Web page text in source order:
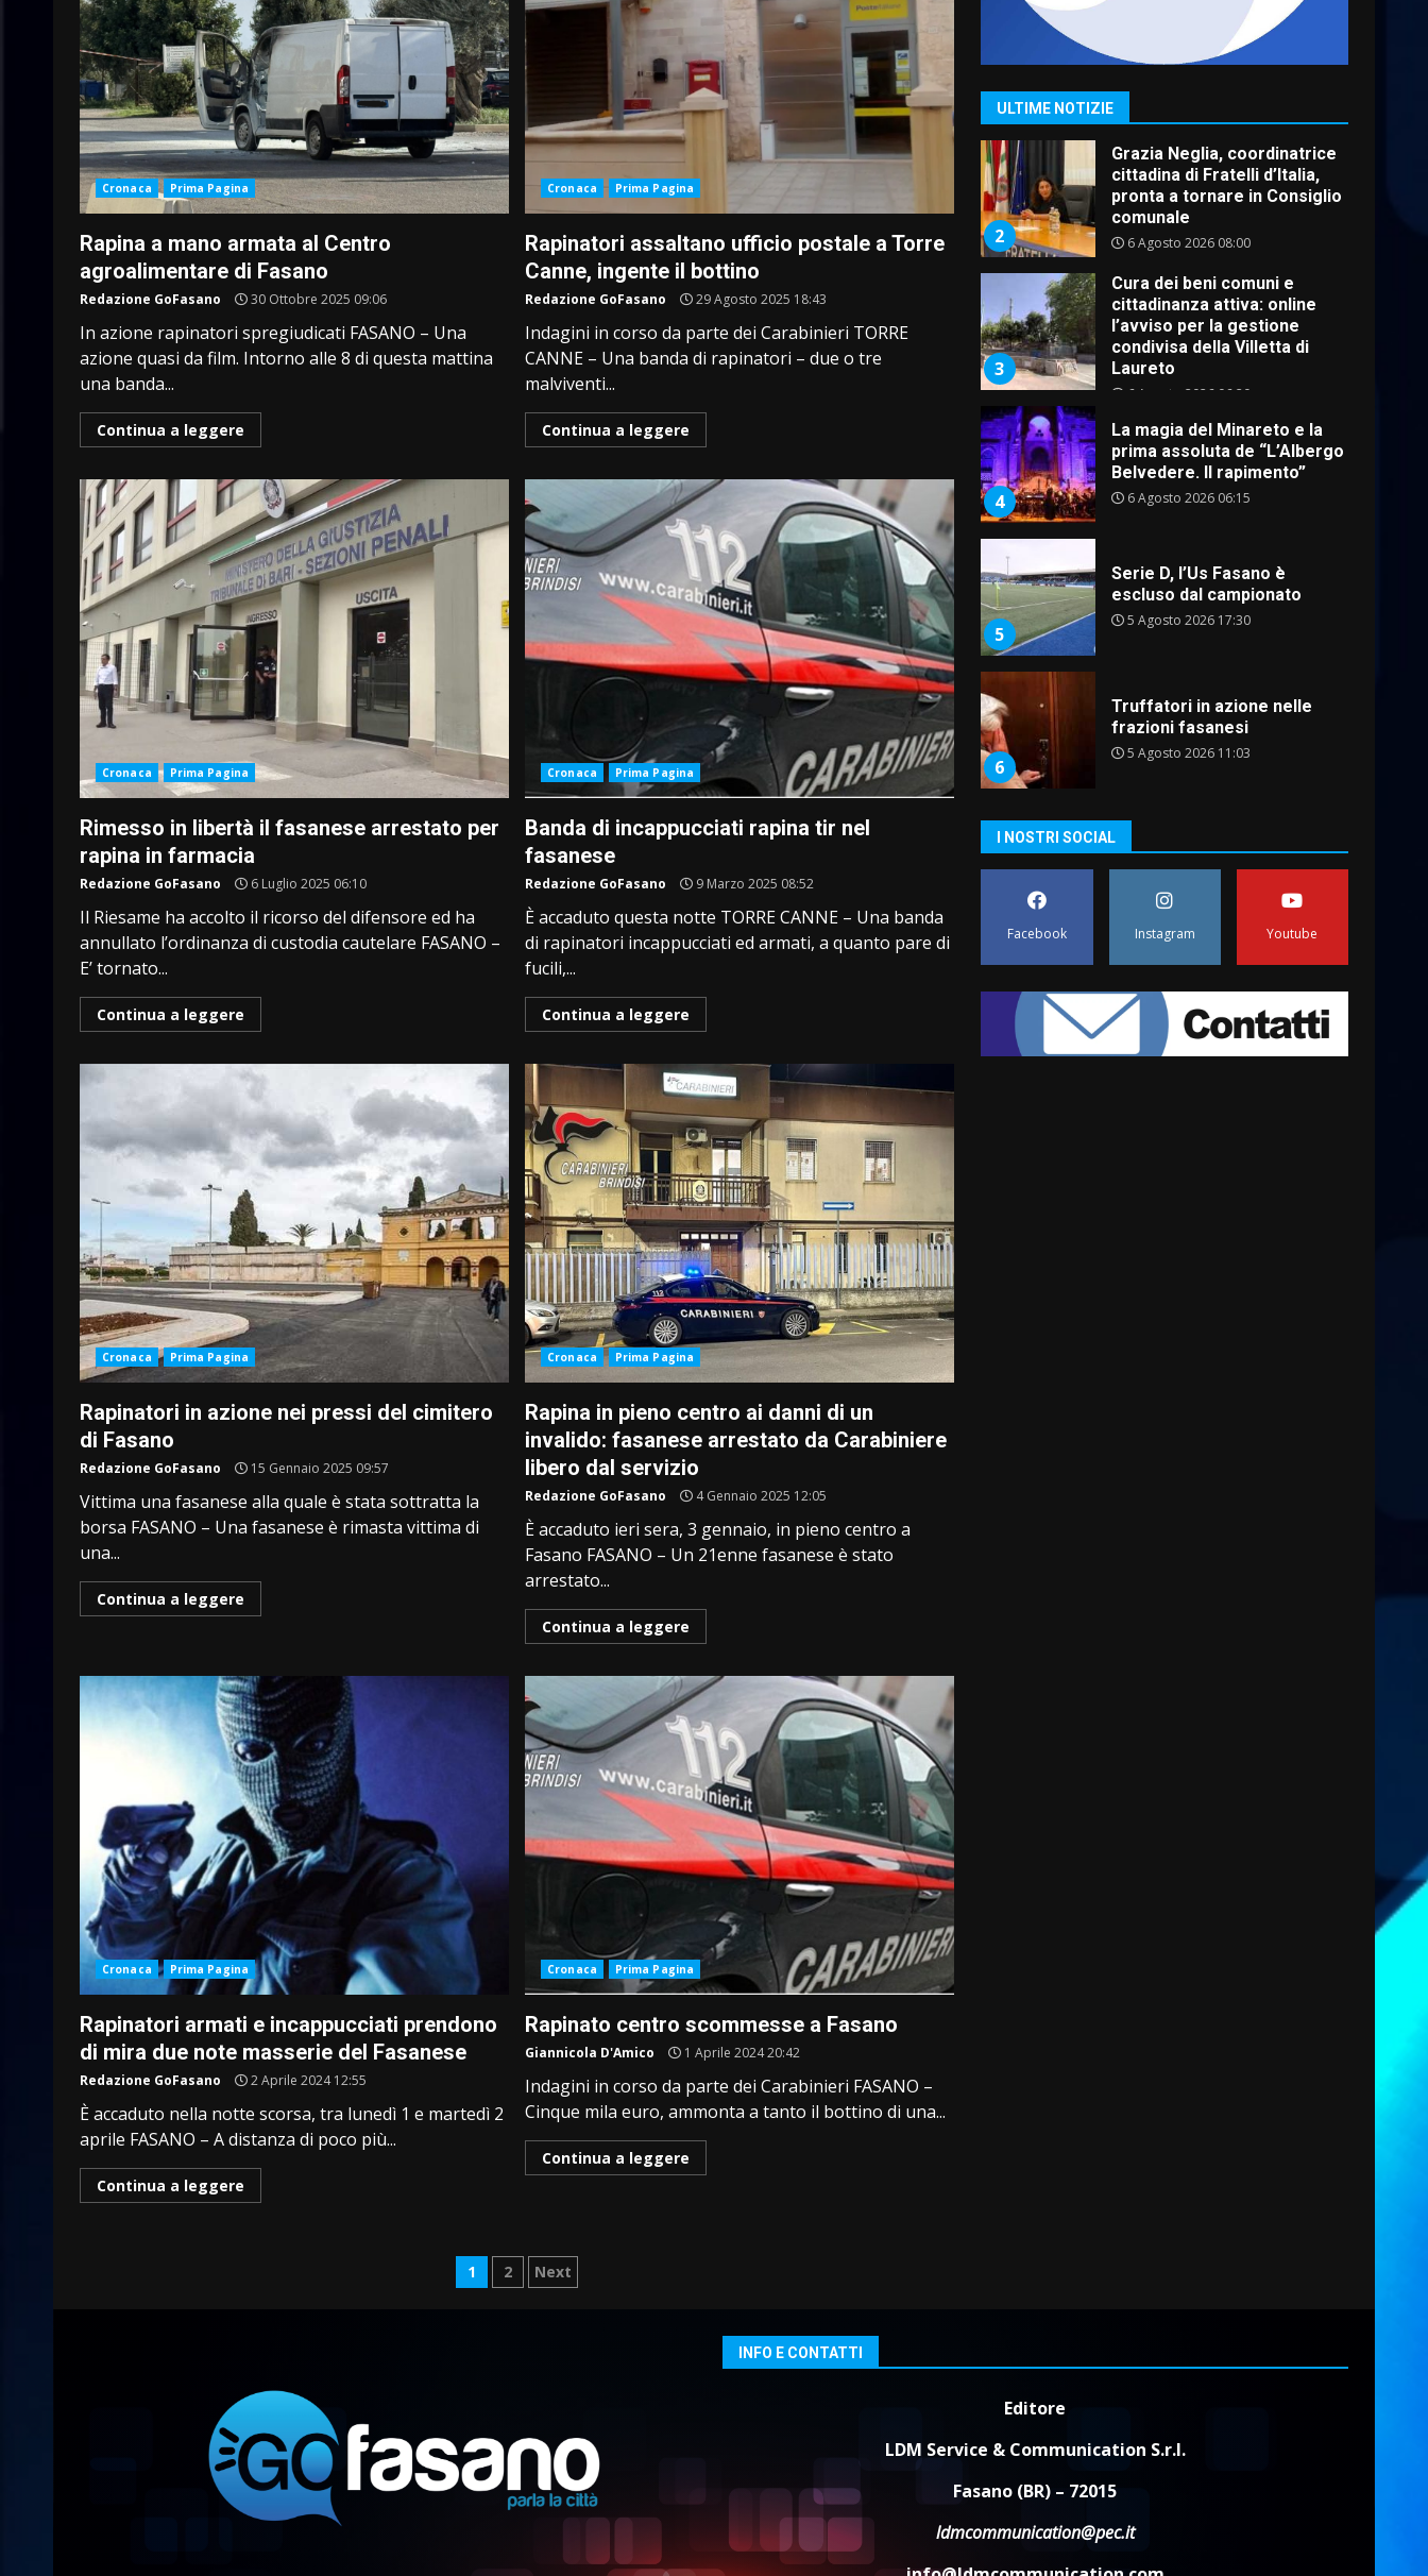
Cronaca Prima Pagina
Rapina a mano armata al Centro
agroalimentare di Fasano
Redazione GoFasano 30 Ottobre 2025 09:06
In azione rapinatori spregiudicati FASANO – Una
azione quasi da film. Intorno alle 8 di questa mattina
una banda...
Continua a leggere
Cronaca Prima Pagina
Rapinatori assaltano ufficio postale a Torre
Canne, ingente il bottino
Redazione GoFasano 29 Agosto 2025 18:43
Indagini in corso da parte dei Carabinieri TORRE
CANNE – Una banda di rapinatori – due o tre
malviventi...
Continua a leggere
Cronaca Prima Pagina
Rimesso in libertà il fasanese arrestato per
rapina in farmacia
Redazione GoFasano 6 Luglio 2025 06:10
Il Riesame ha accolto il ricorso del difensore ed ha
annullato l’ordinanza di custodia cautelare FASANO –
E’ tornato...
Continua a leggere
Cronaca Prima Pagina
Banda di incappucciati rapina tir nel
fasanese
Redazione GoFasano 9 Marzo 2025 08:52
È accaduto questa notte TORRE CANNE – Una banda
di rapinatori incappucciati ed armati, a quanto pare di
fucili,...
Continua a leggere
Cronaca Prima Pagina
Rapinatori in azione nei pressi del cimitero
di Fasano
Redazione GoFasano 15 Gennaio 2025 09:57
Vittima una fasanese alla quale è stata sottratta la
borsa FASANO – Una fasanese è rimasta vittima di
una...
Continua a leggere
Cronaca Prima Pagina
Rapina in pieno centro ai danni di un
invalido: fasanese arrestato da Carabiniere
libero dal servizio
Redazione GoFasano 4 Gennaio 2025 12:05
È accaduto ieri sera, 3 gennaio, in pieno centro a
Fasano FASANO – Un 21enne fasanese è stato
arrestato...
Continua a leggere
Cronaca Prima Pagina
Rapinatori armati e incappucciati prendono
di mira due note masserie del Fasanese
Redazione GoFasano 2 Aprile 2024 12:55
È accaduto nella notte scorsa, tra lunedì 1 e martedì 2
aprile FASANO – A distanza di poco più...
Continua a leggere
Cronaca Prima Pagina
Rapinato centro scommesse a Fasano
Giannicola D'Amico 1 Aprile 2024 20:42
Indagini in corso da parte dei Carabinieri FASANO –
Cinque mila euro, ammonta a tanto il bottino di una...
Continua a leggere
Paginazione
1 2 Next
ULTIME NOTIZIE
6 Agosto 2026 14:16
2
Grazia Neglia, coordinatrice
pronta a tornare in Consiglio
comunale
6 Agosto 2026 08:00
3
Cura dei beni comuni e
cittadinanza attiva: online
l’avviso per la gestione
condivisa della Villetta di
Laureto
6 Agosto 2026 06:20
4
La magia del Minareto e la
prima assoluta de “L’Albergo
Belvedere. Il rapimento”
5
Serie D, l’Us Fasano è
escluso dal campionato
6
Truffatori in azione nelle
frazioni fasanesi
Residenti di Savelletri
scrivono al Prefetto: “Noi
Carta d’identità: continua il
piano di aperture
straordinarie del Comune di
6 Agosto 2026 14:16
Grazia Neglia, coordinatrice
cittadina di Fratelli d’Italia,
pronta a tornare in Consiglio
comunale
I NOSTRI SOCIAL
Facebook Instagram Youtube
INFO E CONTATTI
Editore
LDM Service & Communication S.r.l.
Fasano (BR) – 72015
ldmcommunication@pec.it